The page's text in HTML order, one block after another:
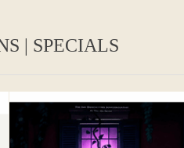
| SPECIALS